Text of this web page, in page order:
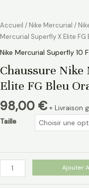
Accueil / Nike Mercurial /
Mercurial Superfly X Elite
Nike Mercurial Superfly 10
Chaussure
Elite FG Bleu
98,00 € + Livraison
Taille
Ajouter